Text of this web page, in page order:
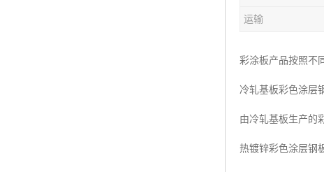
运输
彩涂板产品按照不
冷轧基板彩色涂层
由冷轧基板生产的
热镀锌彩色涂层钢